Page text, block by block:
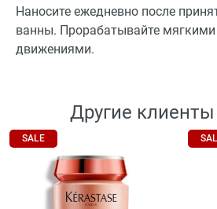
Наносите ежедневно после
ванны. Прорабатывайте
движениями.
Другие
SALE